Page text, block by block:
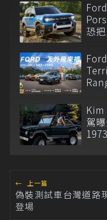
恐
Kim
駕
← 上一篇
偽裝測試車台灣道路
登場